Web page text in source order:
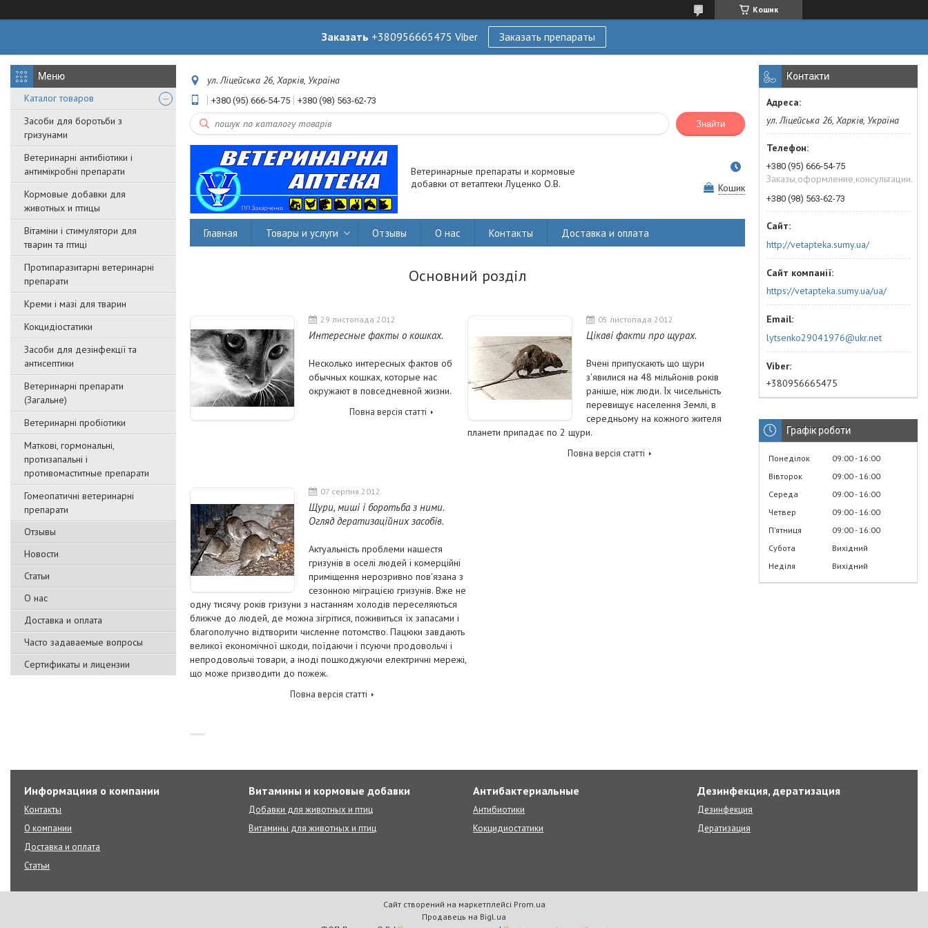
Кошик
Заказать +380956665475 Viber Заказать препараты
Каталог товаров
Засоби для боротьби з
гризунами
Ветеринарні антибіотики і
антимікробні препарати
Кормовые добавки для
животных и птицы
Вітаміни і стимулятори для
тварин та птиці
Протипаразитарні ветеринарні
препарати
Креми і мазі для тварин
Кокцидіостатики
Засоби для дезінфекції та
антисептики
Ветеринарні препарати
(Загальне)
Ветеринарні пробіотики
Маткові, гормональні,
протизапальні і
противомаститные препарати
Гомеопатичні ветеринарні
препарати
Отзывы
Новости
Статьи
О нас
Доставка и оплата
Часто задаваемые вопросы
Сертификаты и лицензии
ул. Ліцейська 26, Харків, Україна
+380 (95) 666-54-75 +380 (98) 563-62-73
Знайти
Ветеринарные препараты и кормовые
добавки от ветаптеки Луценко О.В.
Кошик
Главная Товары и услуги Отзывы О нас Контакты Доставка и оплата
Основний розділ
29 листопада 2012
Интересные факты о кошках.
Несколько интересных фактов об
обычных кошках, которые нас
окружают в повседневной жизни.
Повна версія статті
05 листопада 2012
Цікаві факти про щурах.
Вчені припускають що щури
з'явилися на 48 мільйонів років
раніше, ніж люди. Їх чисельність
перевищує населення Землі, в
середньому на кожного жителя
планети припадає по 2 щури.
Повна версія статті
07 серпня 2012
Щури, миші і боротьба з ними.
Огляд дератизаційних засобів.
Актуальність проблеми нашестя
гризунів в оселі людей і комерційні
приміщення нерозривно пов'язана з
сезонною міграцією гризунів. Вже не
одну тисячу років гризуни з настанням холодів переселяються
ближче до людей, де можна зігрітися, поживиться їх запасами і
благополучно відтворити численне потомство. Пацюки завдають
великої економічної шкоди, поїдаючи і псуючи продовольчі і
непродовольчі товари, а іноді пошкоджуючи електричні мережі,
що може призводити до пожеж.
Повна версія статті
Контакти
ул. Ліцейська 26, Харків, Україна
+380 (95) 666-54-75
Заказы,оформление,консультации.
+380 (98) 563-62-73
http://vetapteka.sumy.ua/
https://vetapteka.sumy.ua/ua/
lytsenko29041976@ukr.net
+380956665475
Графік роботи
Понеділок 09:00 16:00
Вівторок
09:00 16:00
Середа
09:00 16:00
Четвер
09:00 16:00
Пʼятниця
09:00 16:00
Субота
Вихідний
Неділя
Вихідний
Информациия о компании
Контакты
О компании
Доставка и оплата
Статьи
Витамины и кормовые добавки
Добавки для животных и птиц
Витамины для животных и птиц
Антибактериальные
Антибиотики
Кокцидиостатики
Дезинфекция, дератизация
Дезинфекция
Дератизация
Сайт створений на маркетплейсі Prom.ua
Продавець на Bigl.ua